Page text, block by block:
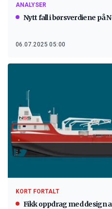
ANALYSER
Nytt fall i børsverdiene på
06.07.2025 05:00
KORT FORTALT
Fikk oppdrag med design